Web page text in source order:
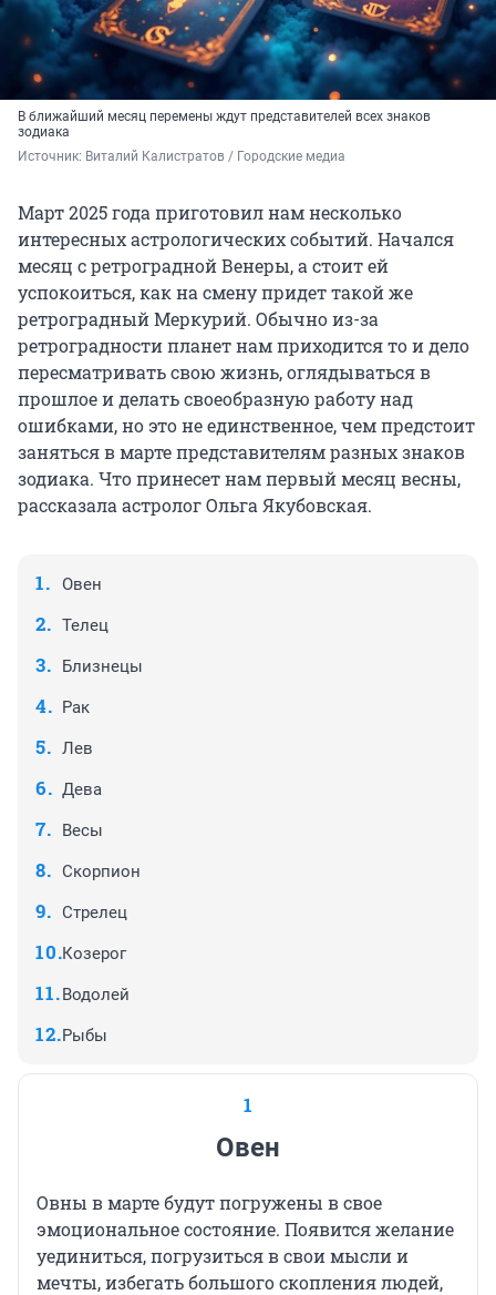
В ближайший месяц перемены ждут представителей всех знаков
зодиака
Источник: Виталий Калистратов / Городские медиа
Март 2025 года приготовил нам несколько
интересных астрологических событий. Начался
месяц с ретроградной Венеры, а стоит ей
успокоиться, как на смену придет такой же
ретроградный Меркурий. Обычно из-за
ретроградности планет нам приходится то и дело
пересматривать свою жизнь, оглядываться в
прошлое и делать своеобразную работу над
ошибками, но это не единственное, чем предстоит
заняться в марте представителям разных знаков
зодиака. Что принесет нам первый месяц весны,
рассказала астролог Ольга Якубовская.
Овен
Телец
Близнецы
Рак
Лев
Дева
Весы
Скорпион
Стрелец
Козерог
Водолей
Рыбы
1
Овен
Овны в марте будут погружены в свое
эмоциональное состояние. Появится желание
уединиться, погрузиться в свои мысли и
мечты, избегать большого скопления людей,